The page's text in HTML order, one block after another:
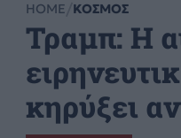
HOME ΚΟΣΜΟΣ
Τραμπ: Η
κηρύξει